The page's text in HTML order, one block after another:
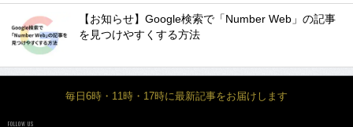
【お知らせ】Google検索で「Number Web」の記事
を見つけやすくする方法
毎日6時・11時・17時に最新記事をお届けします
FOLLOW US